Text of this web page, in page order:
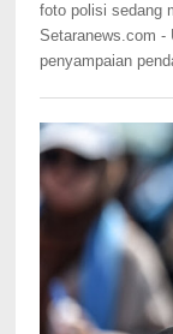
foto polisi sedang
Setaranews.com -
penyampaian